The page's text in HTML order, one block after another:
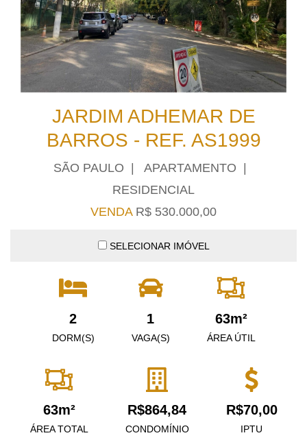
JARDIM ADHEMAR DE
BARROS - REF. AS1999
SÃO PAULO | APARTAMENTO |
RESIDENCIAL
VENDAR$ 530.000,00
SELECIONAR IMÓVEL
2
DORM(S)
1
VAGA(S)
63m²
ÁREA ÚTIL
63m²
ÁREA TOTAL
R$864,84
CONDOMÍNIO
R$70,00
IPTU